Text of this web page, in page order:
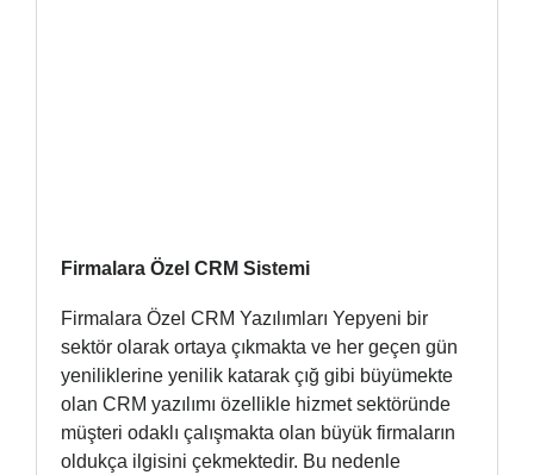
Firmalara Özel CRM Sistemi
Firmalara Özel CRM Yazılımları Yepyeni bir
sektör olarak ortaya çıkmakta ve her geçen gün
yeniliklerine yenilik katarak çığ gibi büyümekte
olan CRM yazılımı özellikle hizmet sektöründe
müşteri odaklı çalışmakta olan büyük firmaların
oldukça ilgisini çekmektedir. Bu nedenle